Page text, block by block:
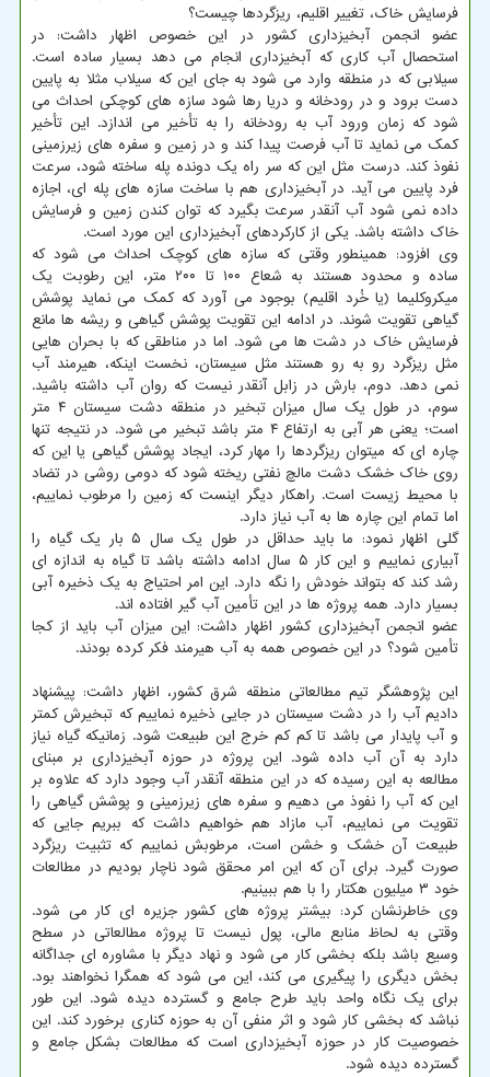
فرسایش خاک، تغییر اقلیم، ریزگردها چیست؟
عضو انجمن آبخیزداری کشور در این خصوص اظهار داشت: در
استحصال آب کاری که آبخیزداری انجام می دهد بسیار ساده است.
سیلابی که در منطقه وارد می شود به جای این که سیلاب مثلا به پایین
دست برود و در رودخانه و دریا رها شود سازه های کوچکی احداث می
شود که زمان ورود آب به رودخانه را به تأخیر می اندازد. این تأخیر
کمک می نماید تا آب فرصت پیدا کند و در زمین و سفره های زیرزمینی
نفوذ کند. درست مثل این که سر راه یک دونده پله ساخته شود، سرعت
فرد پایین می آید. در آبخیزداری هم با ساخت سازه های پله ای، اجازه
داده نمی شود آب آنقدر سرعت بگیرد که توان کندن زمین و فرسایش
خاک داشته باشد. یکی از کارکردهای آبخیزداری این مورد است.
وی افزود: همینطور وقتی که سازه های کوچک احداث می شود که
ساده و محدود هستند به شعاع ۱۰۰ تا ۲۰۰ متر، این رطوبت یک
میکروکلیما (یا خُرد اقلیم) بوجود می آورد که کمک می نماید پوشش
گیاهی تقویت شوند. در ادامه این تقویت پوشش گیاهی و ریشه ها مانع
فرسایش خاک در دشت ها می شود. اما در مناطقی که با بحران هایی
مثل ریزگرد رو به رو هستند مثل سیستان، نخست اینکه، هیرمند آب
نمی دهد. دوم، بارش در زابل آنقدر نیست که روان آب داشته باشید.
سوم، در طول یک سال میزان تبخیر در منطقه دشت سیستان ۴ متر
است؛ یعنی هر آبی به ارتفاع ۴ متر باشد تبخیر می شود. در نتیجه تنها
چاره ای که میتوان ریزگردها را مهار کرد، ایجاد پوشش گیاهی یا این که
روی خاک خشک دشت مالچ نفتی ریخته شود که دومی روشی در تضاد
با محیط زیست است. راهکار دیگر اینست که زمین را مرطوب نماییم،
اما تمام این چاره ها به آب نیاز دارد.
گلی اظهار نمود: ما باید حداقل در طول یک سال ۵ بار یک گیاه را
آبیاری نماییم و این کار ۵ سال ادامه داشته باشد تا گیاه به اندازه ای
رشد کند که بتواند خودش را نگه دارد. این امر احتیاج به یک ذخیره آبی
بسیار دارد. همه پروژه ها در این تأمین آب گیر افتاده اند.
عضو انجمن آبخیزداری کشور اظهار داشت: این میزان آب باید از کجا
تأمین شود؟ در این خصوص همه به آب هیرمند فکر کرده بودند.
این پژوهشگر تیم مطالعاتی منطقه شرق کشور، اظهار داشت: پیشنهاد
دادیم آب را در دشت سیستان در جایی ذخیره نماییم که تبخیرش کمتر
و آب پایدار می باشد تا کم کم خرج این طبیعت شود. زمانیکه گیاه نیاز
دارد به آن آب داده شود. این پروژه در حوزه آبخیزداری بر مبنای
مطالعه به این رسیده که در این منطقه آنقدر آب وجود دارد که علاوه بر
این که آب را نفوذ می دهیم و سفره های زیرزمینی و پوشش گیاهی را
تقویت می نماییم، آب مازاد هم خواهیم داشت که ببریم جایی که
طبیعت آن خشک و خشن است، مرطوبش نماییم که تثبیت ریزگرد
صورت گیرد. برای آن که این امر محقق شود ناچار بودیم در مطالعات
خود ۳ میلیون هکتار را با هم ببینیم.
وی خاطرنشان کرد: بیشتر پروژه های کشور جزیره ای کار می شود.
وقتی به لحاظ منابع مالی، پول نیست تا پروژه مطالعاتی در سطح
وسیع باشد بلکه بخشی کار می شود و نهاد دیگر با مشاوره ای جداگانه
بخش دیگری را پیگیری می کند، این می شود که همگرا نخواهند بود.
برای یک نگاه واحد باید طرح جامع و گسترده دیده شود. این طور
نباشد که بخشی کار شود و اثر منفی آن به حوزه کناری برخورد کند. این
خصوصیت کار در حوزه آبخیزداری است که مطالعات بشکل جامع و
گسترده دیده شود.